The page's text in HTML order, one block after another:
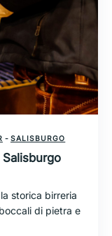
- SALISBURGO
Salisburgo
storica birreria
di pietra e